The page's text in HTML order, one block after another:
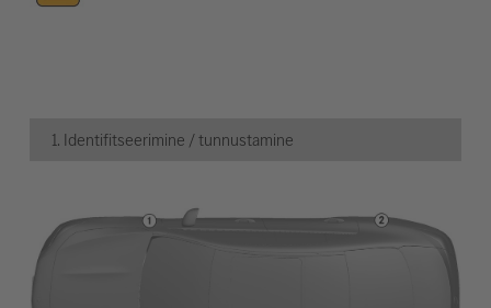
1. Identifitseerimine / tunnustamine